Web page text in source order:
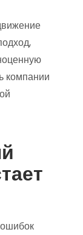
компании